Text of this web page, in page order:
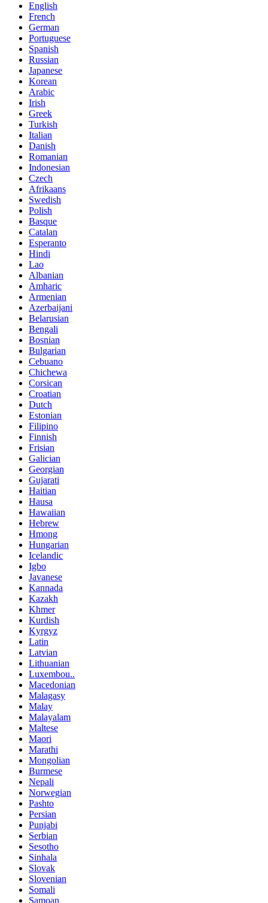
English
French
German
Portuguese
Spanish
Russian
Japanese
Korean
Arabic
Irish
Greek
Turkish
Italian
Danish
Romanian
Indonesian
Czech
Afrikaans
Swedish
Polish
Basque
Catalan
Esperanto
Hindi
Lao
Albanian
Amharic
Armenian
Azerbaijani
Belarusian
Bengali
Bosnian
Bulgarian
Cebuano
Chichewa
Corsican
Croatian
Dutch
Estonian
Filipino
Finnish
Frisian
Galician
Georgian
Gujarati
Haitian
Hausa
Hawaiian
Hebrew
Hmong
Hungarian
Icelandic
Igbo
Javanese
Kannada
Kazakh
Khmer
Kurdish
Kyrgyz
Latin
Latvian
Lithuanian
Luxembou..
Macedonian
Malagasy
Malay
Malayalam
Maltese
Maori
Marathi
Mongolian
Burmese
Nepali
Norwegian
Pashto
Persian
Punjabi
Serbian
Sesotho
Sinhala
Slovak
Slovenian
Somali
Samoan